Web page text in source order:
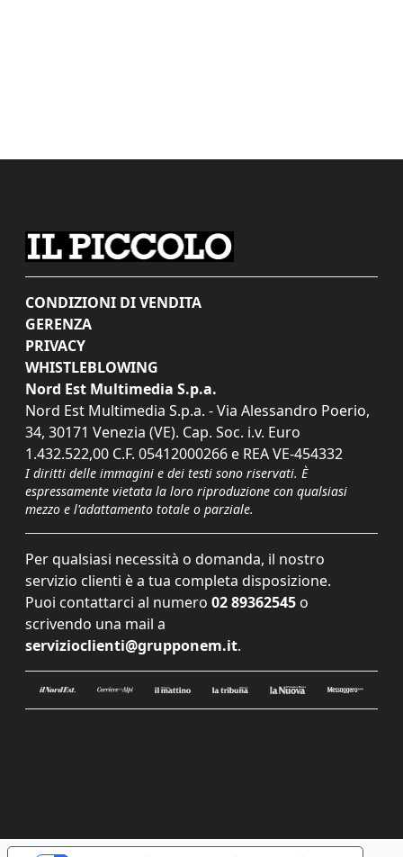
CONDIZIONI DI VENDITA
GERENZA
PRIVACY
WHISTLEBLOWING
Nord Est Multimedia S.p.a.
Nord Est Multimedia S.p.a. - Via Alessandro Poerio,
34, 30171 Venezia (VE). Cap. Soc. i.v. Euro
1.432.522,00 C.F. 05412000266 e REA VE-454332
I diritti delle immagini e dei testi sono riservati. È
espressamente vietata la loro riproduzione con qualsiasi
mezzo e l'adattamento totale o parziale.
Per qualsiasi necessità o domanda, il nostro
servizio clienti è a tua completa disposizione.
Puoi contattarci al numero 02 89362545 o
scrivendo una mail a
servizioclienti@grupponem.it.